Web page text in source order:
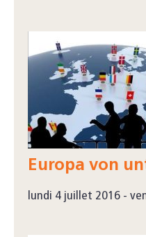
Europa von
lundi 4 juillet 2016 -